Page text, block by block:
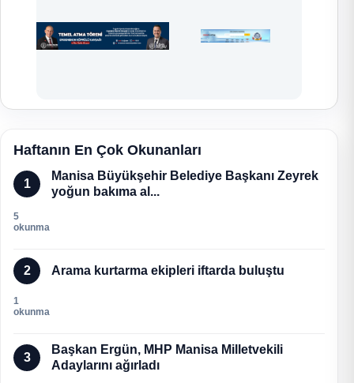
Haftanın En Çok Okunanları
1
Manisa Büyükşehir Belediye Başkanı Zeyrek
yoğun bakıma al...
5
okunma
2 Arama kurtarma ekipleri iftarda buluştu
1
okunma
3
Başkan Ergün, MHP Manisa Milletvekili
Adaylarını ağırladı